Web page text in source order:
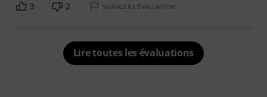
3 2 SIGNALER L'ÉVALUATION
Lire toutes les évaluations